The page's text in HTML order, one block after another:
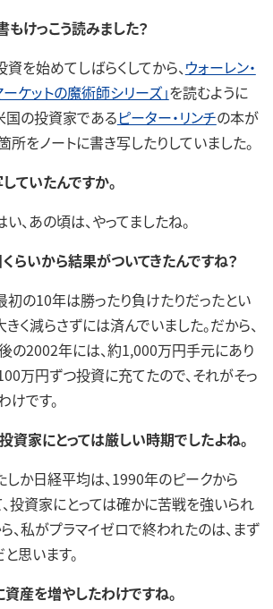
けっこう読みました？
を始めてしばらくしてから、 ウォーレン・
ーケットの魔術師シリーズ」を読むように
国の投資家であるピーター・リンチの本が
所をノートに書き写したりしていました。
ていたんですか。
、あの頃は、やってましたね。
らいから結果がついてきたんですね？
の10年は勝ったり負けたりだったとい
きく減らさずには済んでいました。だから、
の2002年には、約1,000万円手元にあり
万円ずつ投資に充てたので、それがそっ
けです。
家にとっては厳しい時期でしたよね。
か日経平均は、1990年のピークから
投資家にとっては確かに苦戦を強いられ
、私がプラマイゼロで終われたのは、まず
思います。
産を増やしたわけですね。